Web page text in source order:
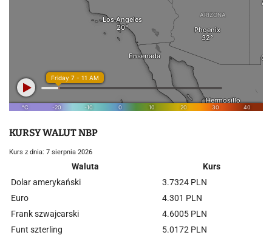
KURSY WALUT NBP
Kurs z dnia: 7 sierpnia 2026
Waluta
Kurs
Dolar amerykański
3.7324 PLN
Euro
4.301 PLN
Frank szwajcarski
4.6005 PLN
Funt szterling
5.0172 PLN